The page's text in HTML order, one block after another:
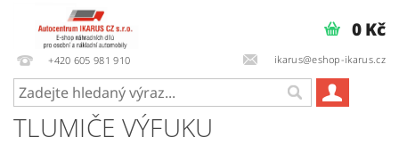
+420 605 981 910 ikarus@eshop-ikarus.cz
0 Kč
TLUMIČE VÝFUKU